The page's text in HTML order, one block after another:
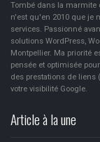
Tombé dans la marmite
n'est qu'en 2010 que je
services. Passionné
solutions WordPress,
Montpellier. Ma priorité
pensée et optimisée
des prestations de liens
votre visibilité Google.
Article à la une